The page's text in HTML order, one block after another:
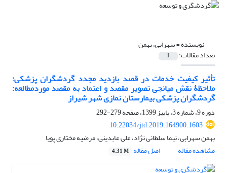
نویسنده =سهرابی، بهمن
تعداد مقالات: 1
تأثیر کیفیت خدمات در قصد بازدید مجدد گردشگران پزشکی:
ملاحظۀ نقش میانجی تصویر مقصد و اعتماد به مقصد موردمطالعه:
گردشگران پزشکی بیمارستان نمازی شهر شیراز
دوره 9، شماره 3، پاییز 1399، صفحه
279-292
10.22034/jtd.2019.164900.1603
بهمن سهرابی، نیما سلطانی نژاد، علی عابدینی، مرضیه مختاری پویا
مشاهده مقاله
اصل مقاله 4.31 M